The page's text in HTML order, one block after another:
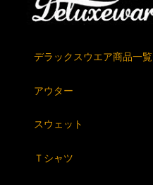
デラックスウエア商品一覧
アウター
スウェット
Ｔシャツ